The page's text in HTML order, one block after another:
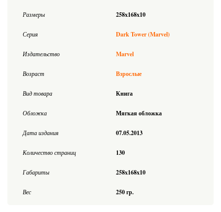
Размеры 258x168x10
Серия Dark Tower (Marvel)
Издательство Marvel
Возраст Взрослые
Вид товара Книга
Обложка Мягкая обложка
Дата издания 07.05.2013
Количество страниц 130
Габариты 258x168x10
Вес 250 гр.